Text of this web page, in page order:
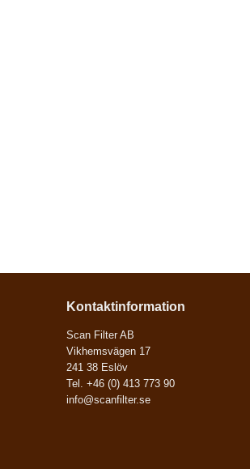
Kontaktinformation
Scan Filter AB
Vikhemsvägen 17
241 38 Eslöv
Tel. +46 (0) 413 773 90
info@scanfilter.se